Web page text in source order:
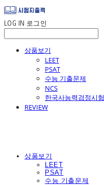
LOG IN 로그인
상품보기
LEET
PSAT
수능 기출문제
NCS
한국사능력검정시험
REVIEW
상품보기
LEET
PSAT
수능 기출문제